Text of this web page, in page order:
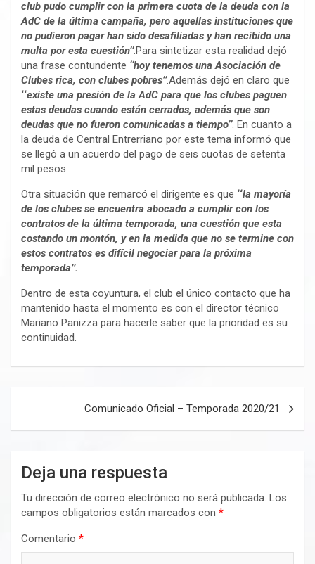
club pudo cumplir con la primera cuota de la deuda con la
AdC de la última campaña, pero aquellas instituciones que
no pudieron pagar han sido desafiliadas y han recibido una
multa por esta cuestión’’.Para sintetizar esta realidad dejó
una frase contundente ‘‘hoy tenemos una Asociación de
Clubes rica, con clubes pobres’’.Además dejó en claro que
‘‘existe una presión de la AdC para que los clubes paguen
estas deudas cuando están cerrados, además que son
deudas que no fueron comunicadas a tiempo’’. En cuanto a
la deuda de Central Entrerriano por este tema informó que
se llegó a un acuerdo del pago de seis cuotas de setenta
mil pesos.
Otra situación que remarcó el dirigente es que ‘‘la mayoría
de los clubes se encuentra abocado a cumplir con los
contratos de la última temporada, una cuestión que esta
costando un montón, y en la medida que no se termine con
estos contratos es difícil negociar para la próxima
temporada’’.
Dentro de esta coyuntura, el club el único contacto que ha
mantenido hasta el momento es con el director técnico
Mariano Panizza para hacerle saber que la prioridad es su
continuidad.
Comunicado Oficial – Temporada 2020/21
Deja una respuesta
Tu dirección de correo electrónico no será publicada. Los
campos obligatorios están marcados con *
Comentario *